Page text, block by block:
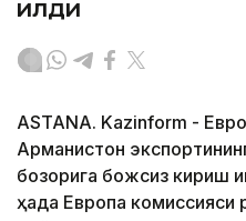
қилди
ASTANA. Kazinform -
Арманистон
бозорига божсиз кириш
ҳақда Европа